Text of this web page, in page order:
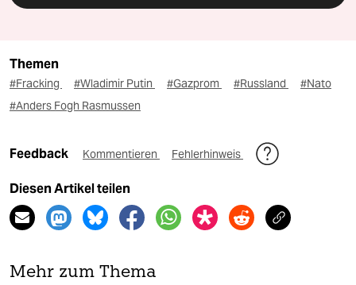
Themen
#Fracking #Wladimir Putin #Gazprom #Russland
#Nato
#Anders Fogh Rasmussen
Feedback Kommentieren Fehlerhinweis
Diesen Artikel teilen
Mehr zum Thema